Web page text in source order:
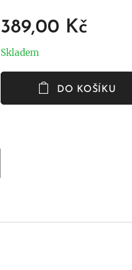
389,00 Kč
Skladem
DO KOŠÍKU